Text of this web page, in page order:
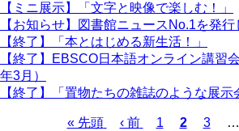
【ミニ展示】「文字と映像で楽しむ！」
【お知らせ】図書館ニュースNo.1を発行
【終了】「本とはじめる新生活！」
【終了】EBSCO日本語オンライン講習
年3月）
【終了】「置物たちの雑誌のような展示
先
« 先頭
前
‹ 前
ペ
1
カ
2
ペ
3 …